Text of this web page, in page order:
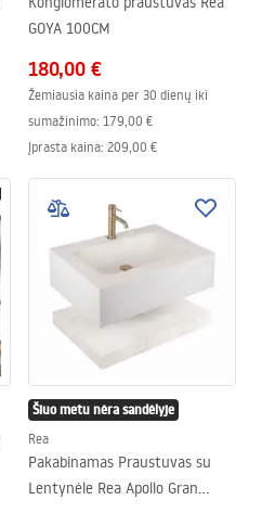
GOYA 100CM
180,00 €
Žemiausia kaina per 30 dienų iki
sumažinimo: 179,00 €
Įprasta kaina: 209,00 €
Šiuo metu nėra sandėlyje
Rea
Pakabinamas Praustuvas su
Lentynėle Rea Apollo Gran